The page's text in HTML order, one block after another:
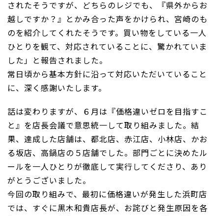
されたそうですが、どちらのレジでも、『県外からお
越しですか？』とかみ合った声をかけられ、宮崎のも
のを紹介してくれたそうです。買い物をしている一人
ひとりを観て、対応されていることに、驚かれていま
した」と報告されました。
常日頃から基本方針に沿って対応いただいていること
に、深く感謝いたします。
話は変わりますが、６月は『価格違いゼロを目指すこ
と』を店長会議で意思統一して取り組みました。結
果、達成した店舗は、都北店、赤江店、小林店、かお
る坂店、高鍋店の５店舗でした。部門ごとに決めたル
ールを一人ひとりが徹底して実行してくださり、あり
がとうございました。
今回の取り組みで、最初に価格違いが発生した浜町店
では、すぐに黒木和貴店長が、お詫びと発生原因を各